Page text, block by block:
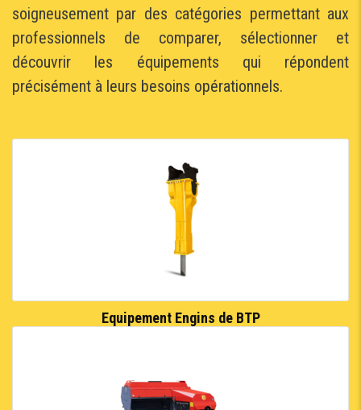
soigneusement par des catégories permettant aux
professionnels de comparer, sélectionner et
découvrir les équipements qui répondent
précisément à leurs besoins opérationnels.
Equipement Engins de BTP